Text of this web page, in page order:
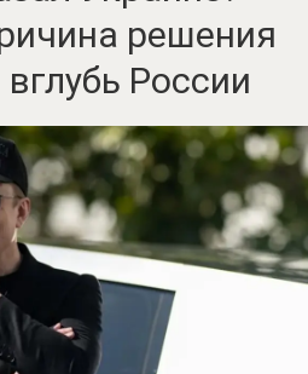
решения
России